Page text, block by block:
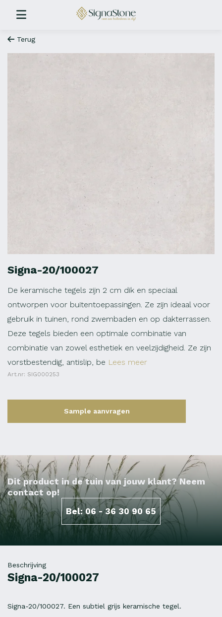
Terug
Signa-20/100027
De keramische tegels zijn 2 cm dik en speciaal
ontworpen voor buitentoepassingen. Ze zijn ideaal voor
gebruik in tuinen, rond zwembaden en op dakterrassen.
Deze tegels bieden een optimale combinatie van
combinatie van zowel esthetiek en veelzijdigheid. Ze zijn
vorstbestendig, antislip, be Lees meer
Art.nr: SIG000253
Sample aanvragen
Dit product in de tuin van jouw klant? Neem
contact op!
Bel: 06 - 36 30 90 65
Beschrijving
Signa-20/100027
Signa-20/100027. Een subtiel grijs keramische tegel.